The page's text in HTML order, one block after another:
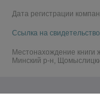
Дата регистрации
Ссылка на
Местонахождение книги
Минский р-н,